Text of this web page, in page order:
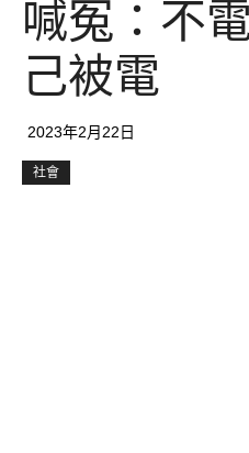
喊冤：不
己被電
2023年2月22日
社會